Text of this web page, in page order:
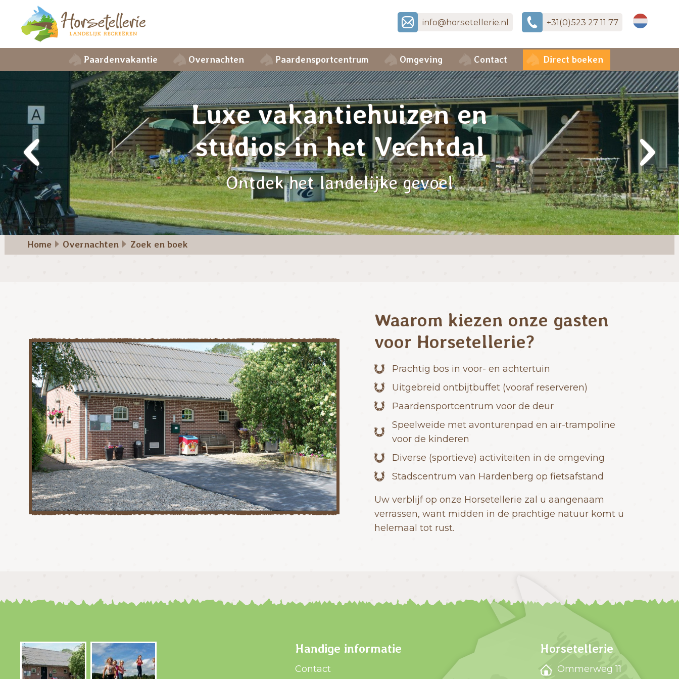
info@horsetellerie.nl +31(0)523 27 11 77
Paardenvakantie Overnachten Paardensportcentrum Omgeving Contact Direct boeken
Luxe vakantiehuizen en
studios in het Vechtdal
Ontdek het landelijke gevoel
‹ ›
Home Overnachten Zoek en boek
Waarom kiezen onze gasten
voor Horsetellerie?
Prachtig bos in voor- en achtertuin
Uitgebreid ontbijtbuffet (vooraf reserveren)
Paardensportcentrum voor de deur
Speelweide met avonturenpad en air-trampoline
voor de kinderen
Diverse (sportieve) activiteiten in de omgeving
Stadscentrum van Hardenberg op fietsafstand
Uw verblijf op onze Horsetellerie zal u aangenaam
verrassen, want midden in de prachtige natuur komt u
helemaal tot rust.
Handige informatie
Contact
Horsetellerie
Ommerweg 11